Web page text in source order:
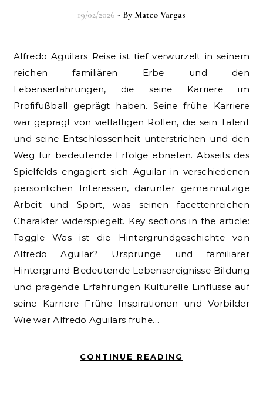
19/02/2026 - By Mateo Vargas
Alfredo Aguilars Reise ist tief verwurzelt in seinem
reichen familiären Erbe und den
Lebenserfahrungen, die seine Karriere im
Profifußball geprägt haben. Seine frühe Karriere
war geprägt von vielfältigen Rollen, die sein Talent
und seine Entschlossenheit unterstrichen und den
Weg für bedeutende Erfolge ebneten. Abseits des
Spielfelds engagiert sich Aguilar in verschiedenen
persönlichen Interessen, darunter gemeinnützige
Arbeit und Sport, was seinen facettenreichen
Charakter widerspiegelt. Key sections in the article:
Toggle Was ist die Hintergrundgeschichte von
Alfredo Aguilar? Ursprünge und familiärer
Hintergrund Bedeutende Lebensereignisse Bildung
und prägende Erfahrungen Kulturelle Einflüsse auf
seine Karriere Frühe Inspirationen und Vorbilder
Wie war Alfredo Aguilars frühe…
CONTINUE READING